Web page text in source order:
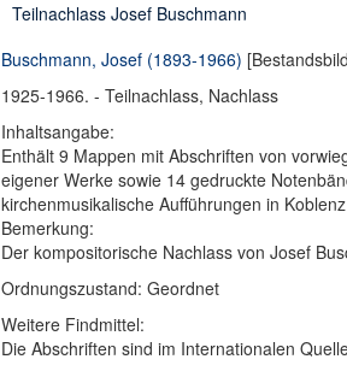
Teilnachlass Josef Buschmann
Buschmann, Josef (1893-1966)
1925-1966. - Teilnachlass, Nachlass
Inhaltsangabe:
Enthält 9 Mappen mit Abschriften von
eigener Werke sowie 14 gedruckte
kirchenmusikalische Aufführungen in
Bemerkung:
Der kompositorische Nachlass von Josef
Ordnungszustand: Geordnet
Weitere Findmittel:
Die Abschriften sind im Internationalen